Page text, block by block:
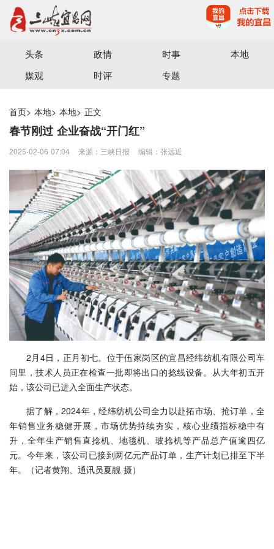
宜昌三峡融媒体中心主办
头条 政情 时事
本地
媒观
时评 专题
首页> 本地> 本地> 正文
春节刚过 企业奋战“开门红”
2025-02-06 07:04 来源：三峡日报 编辑：张远近
2月4日，正月初七。位于伍家岗区的宜昌经纬纺机有限公司车
间里，技术人员正在检查一批即将出口的捻线设备。从大年初五开
始，该公司已进入全面生产状态。
据了解，2024年，经纬纺机公司全力以赴拓市场、抢订单，全
年销售业务稳健开展，市场优势持续夯实，核心业绩指标稳中有
升，全年生产销售直捻机、地毯机、玻捻机等产品总产值逾四亿
元。今年来，该公司已接到两亿元产品订单，生产计划已排至下半
年。（记者黄翔、通讯员夏靓 摄）